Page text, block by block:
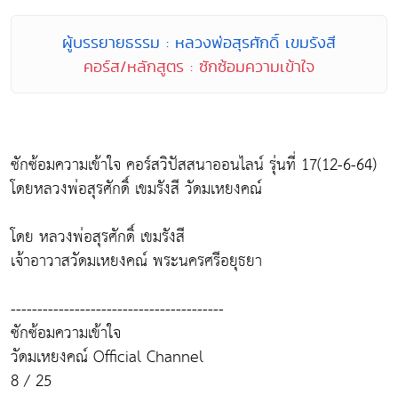
ผู้บรรยายธรรม : หลวงพ่อสุรศักดิ์ เขมรังสี
คอร์ส/หลักสูตร : ซักซ้อมความเข้าใจ
ซักซ้อมความเข้าใจ คอร์สวิปัสสนาออนไลน์ รุ่นที่ 17(12-6-64)
โดยหลวงพ่อสุรศักดิ์ เขมรังสี วัดมเหยงคณ์
โดย หลวงพ่อสุรศักดิ์ เขมรังสี
เจ้าอาวาสวัดมเหยงคณ์ พระนครศรีอยุธยา
----------------------------------------
ซักซ้อมความเข้าใจ
วัดมเหยงคณ์ Official Channel
8 / 25